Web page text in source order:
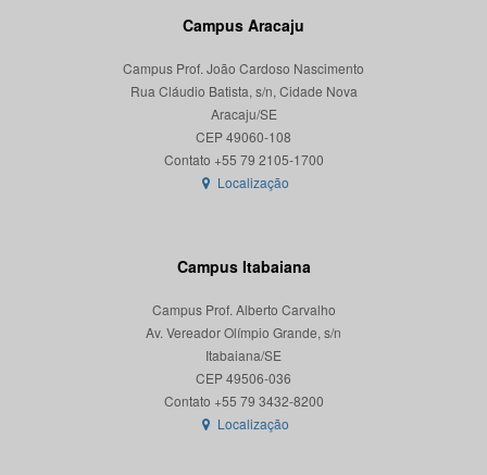
Campus Aracaju
Campus Prof. João Cardoso Nascimento
Rua Cláudio Batista, s/n, Cidade Nova
Aracaju/SE
CEP 49060-108
Localização
Campus Itabaiana
Campus Prof. Alberto Carvalho
Av. Vereador Olímpio Grande, s/n
Itabaiana/SE
CEP 49506-036
Localização